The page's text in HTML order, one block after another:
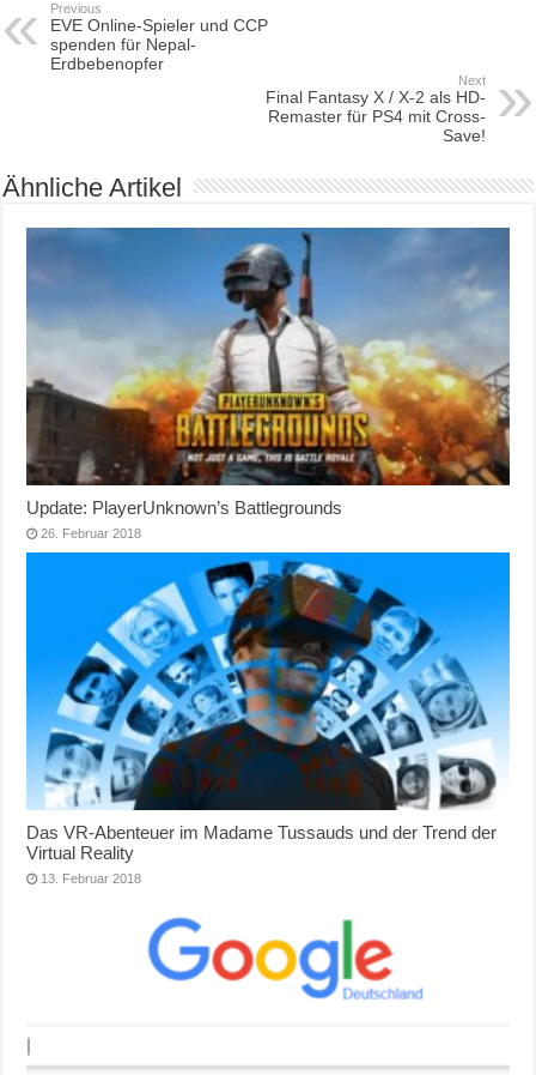
Previous
EVE Online-Spieler und CCP
spenden für Nepal-
Erdbebenopfer
Next
Final Fantasy X / X-2 als HD-
Remaster für PS4 mit Cross-
Save!
Ähnliche Artikel
Update: PlayerUnknown’s Battlegrounds
26. Februar 2018
Das VR-Abenteuer im Madame Tussauds und der Trend der
Virtual Reality
13. Februar 2018